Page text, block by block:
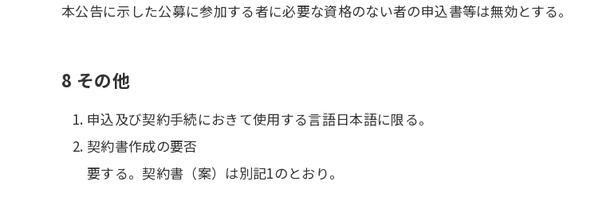
本公告に示した公募に参加する者に必要な資格のない者の申込書等は無効とする。
8 その他
申込及び契約手続におきて使用する言語日本語に限る。
契約書作成の要否
要する。契約書（案）は別記1のとおり。